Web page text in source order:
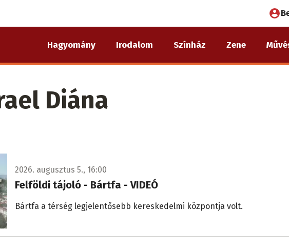
Hagyomány Irodalom Színház Zene
Diána
2026. augusztus 5., 16:00
Felföldi tájoló - Bártfa - VIDEÓ
Bártfa a térség legjelentősebb kereskedelmi központja volt.